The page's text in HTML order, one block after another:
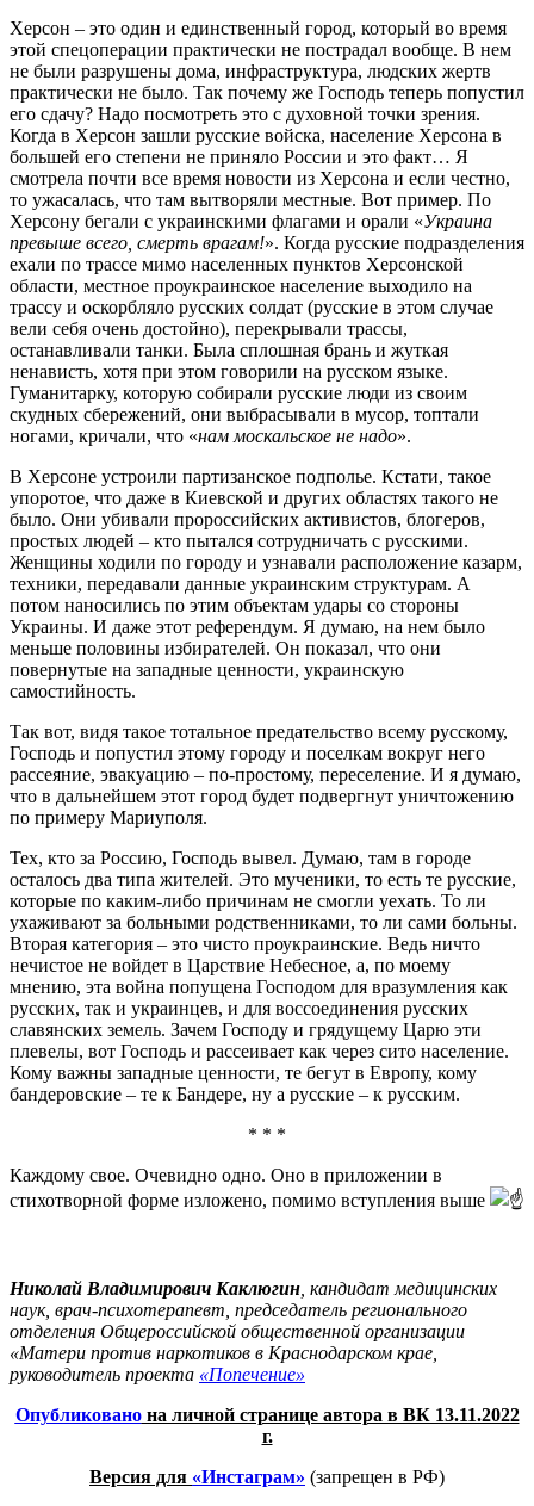
Херсон – это один и единственный город, который во время
этой спецоперации практически не пострадал вообще. В нем
не были разрушены дома, инфраструктура, людских жертв
практически не было. Так почему же Господь теперь попустил
его сдачу? Надо посмотреть это с духовной точки зрения.
Когда в Херсон зашли русские войска, население Херсона в
большей его степени не приняло России и это факт… Я
смотрела почти все время новости из Херсона и если честно,
то ужасалась, что там вытворяли местные. Вот пример. По
Херсону бегали с украинскими флагами и орали «Украина
превыше всего, смерть врагам!». Когда русские подразделения
ехали по трассе мимо населенных пунктов Херсонской
области, местное проукраинское население выходило на
трассу и оскорбляло русских солдат (русские в этом случае
вели себя очень достойно), перекрывали трассы,
останавливали танки. Была сплошная брань и жуткая
ненависть, хотя при этом говорили на русском языке.
Гуманитарку, которую собирали русские люди из своим
скудных сбережений, они выбрасывали в мусор, топтали
ногами, кричали, что «нам москальское не надо».
В Херсоне устроили партизанское подполье. Кстати, такое
упоротое, что даже в Киевской и других областях такого не
было. Они убивали пророссийских активистов, блогеров,
простых людей – кто пытался сотрудничать с русскими.
Женщины ходили по городу и узнавали расположение казарм,
техники, передавали данные украинским структурам. А
потом наносились по этим объектам удары со стороны
Украины. И даже этот референдум. Я думаю, на нем было
меньше половины избирателей. Он показал, что они
повернутые на западные ценности, украинскую
самостийность.
Так вот, видя такое тотальное предательство всему русскому,
Господь и попустил этому городу и поселкам вокруг него
рассеяние, эвакуацию – по-простому, переселение. И я думаю,
что в дальнейшем этот город будет подвергнут уничтожению
по примеру Мариуполя.
Тех, кто за Россию, Господь вывел. Думаю, там в городе
осталось два типа жителей. Это мученики, то есть те русские,
которые по каким-либо причинам не смогли уехать. То ли
ухаживают за больными родственниками, то ли сами больны.
Вторая категория – это чисто проукраинские. Ведь ничто
нечистое не войдет в Царствие Небесное, а, по моему
мнению, эта война попущена Господом для вразумления как
русских, так и украинцев, и для воссоединения русских
славянских земель. Зачем Господу и грядущему Царю эти
плевелы, вот Господь и рассеивает как через сито население.
Кому важны западные ценности, те бегут в Европу, кому
бандеровские – те к Бандере, ну а русские – к русским.
* * *
Каждому свое. Очевидно одно. Оно в приложении в
стихотворной форме изложено, помимо вступления выше
Николай Владимирович Каклюгин, кандидат медицинских
наук, врач-психотерапевт, председатель регионального
отделения Общероссийской общественной организации
«Матери против наркотиков в Краснодарском крае,
руководитель проекта «Попечение»
Опубликованона личной странице автора в ВК 13.11.2022
г.
Версия для «Инстаграм» (запрещен в РФ)